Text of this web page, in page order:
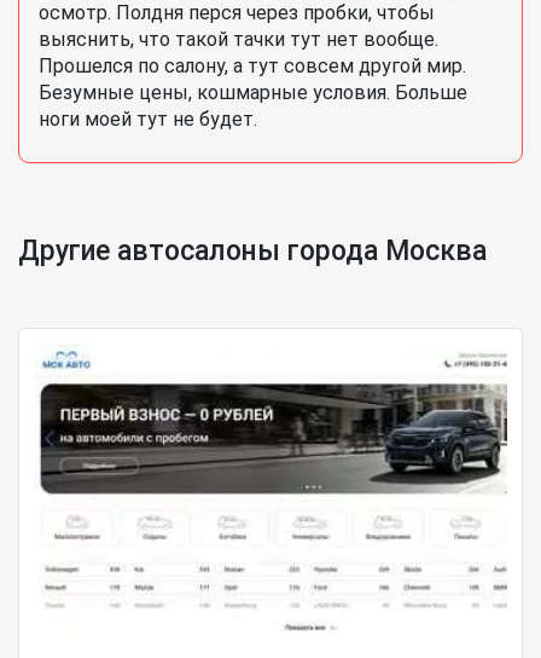
осмотр. Полдня перся через пробки, чтобы
выяснить, что такой тачки тут нет вообще.
Прошелся по салону, а тут совсем другой мир.
Безумные цены, кошмарные условия. Больше
ноги моей тут не будет.
Другие автосалоны города Москва